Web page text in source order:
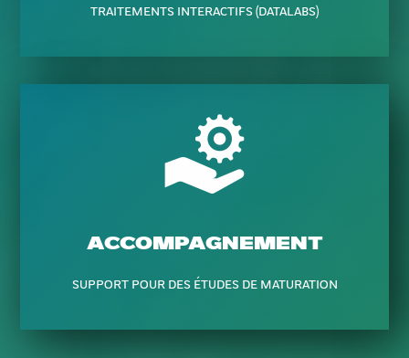
TRAITEMENTS INTERACTIFS (DATALABS)
ACCOMPAGNEMENT
SUPPORT POUR DES ÉTUDES DE MATURATION